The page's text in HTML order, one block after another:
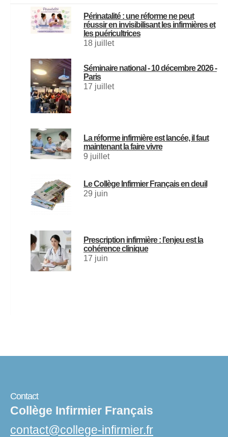
Périnatalité : une réforme ne peut
réussir en invisibilisant les infirmières et
les puéricultrices
18 juillet
Séminaire national - 10 décembre 2026 -
Paris
17 juillet
La réforme infirmière est lancée, il faut
maintenant la faire vivre
9 juillet
Le Collège Infirmier Français en deuil
29 juin
Prescription infirmière : l’enjeu est la
cohérence clinique
17 juin
Contact
Collège Infirmier Français
contact@college-infirmier.fr